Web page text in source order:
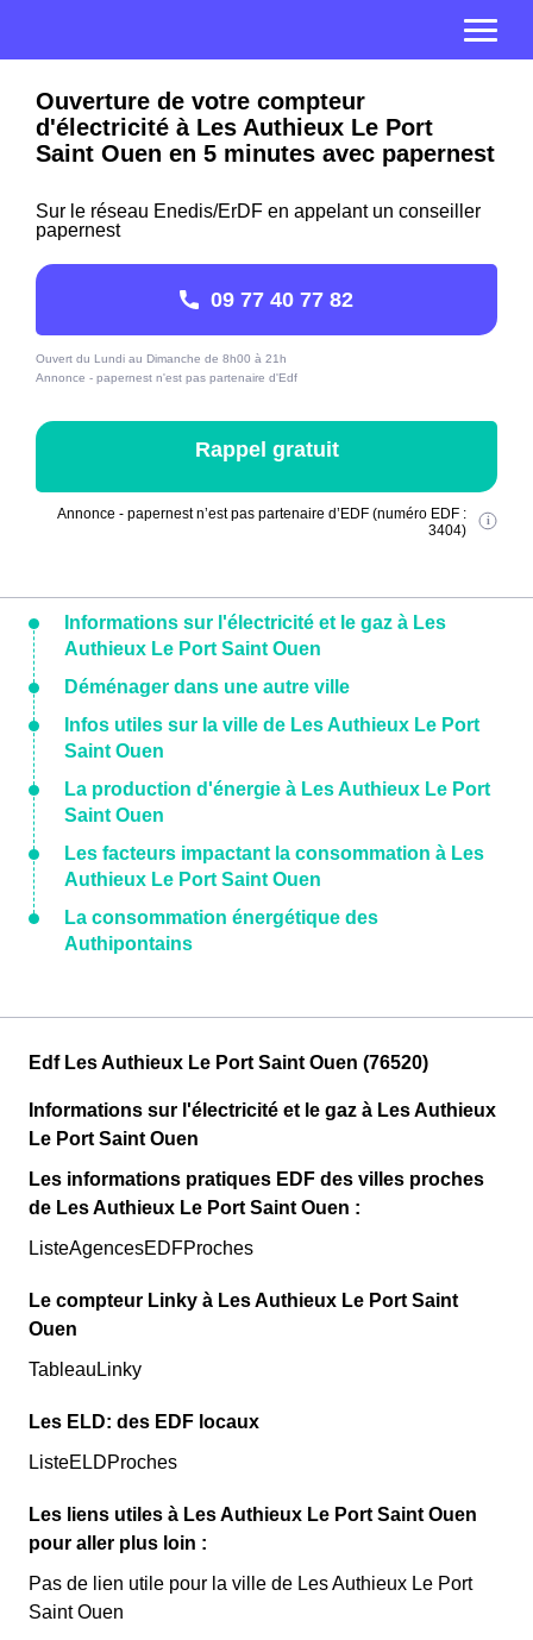
Ouverture de votre compteur
d'électricité à Les Authieux Le Port
Saint Ouen en 5 minutes avec papernest
Sur le réseau Enedis/ErDF en appelant un conseiller
papernest
09 77 40 77 82
Ouvert du Lundi au Dimanche de 8h00 à 21h
Annonce - papernest n'est pas partenaire d'Edf
Rappel gratuit
Annonce - papernest n’est pas partenaire d’EDF (numéro EDF :
3404)
Informations sur l'électricité et le gaz à Les
Authieux Le Port Saint Ouen
Déménager dans une autre ville
Infos utiles sur la ville de Les Authieux Le Port
Saint Ouen
La production d'énergie à Les Authieux Le Port
Saint Ouen
Les facteurs impactant la consommation à Les
Authieux Le Port Saint Ouen
La consommation énergétique des
Authipontains
Edf Les Authieux Le Port Saint Ouen (76520)
Informations sur l'électricité et le gaz à Les Authieux
Le Port Saint Ouen
Les informations pratiques EDF des villes proches
de Les Authieux Le Port Saint Ouen :
ListeAgencesEDFProches
Le compteur Linky à Les Authieux Le Port Saint
Ouen
TableauLinky
Les ELD: des EDF locaux
ListeELDProches
Les liens utiles à Les Authieux Le Port Saint Ouen
pour aller plus loin :
Pas de lien utile pour la ville de Les Authieux Le Port
Saint Ouen